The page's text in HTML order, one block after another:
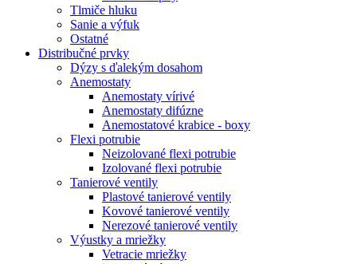
Tlmiče hluku
Sanie a výfuk
Ostatné
Distribučné prvky
Dýzy s ďalekým dosahom
Anemostaty
Anemostaty vírivé
Anemostaty difúzne
Anemostatové krabice - boxy
Flexi potrubie
Neizolované flexi potrubie
Izolované flexi potrubie
Tanierové ventily
Plastové tanierové ventily
Kovové tanierové ventily
Nerezové tanierové ventily
Výustky a mriežky
Vetracie mriežky